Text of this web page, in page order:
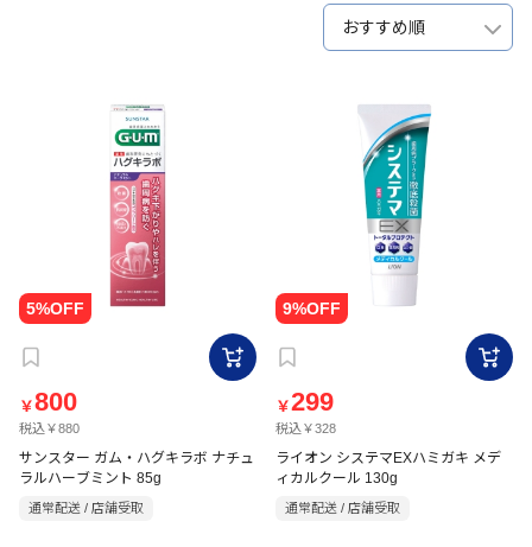
おすすめ順
￥800
税込￥880
サンスター ガム・ハグキラボ ナチュ
ラルハーブミント 85g
通常配送 / 店舗受取
￥299
税込￥328
ライオン システマEXハミガキ メデ
ィカルクール 130g
通常配送 / 店舗受取